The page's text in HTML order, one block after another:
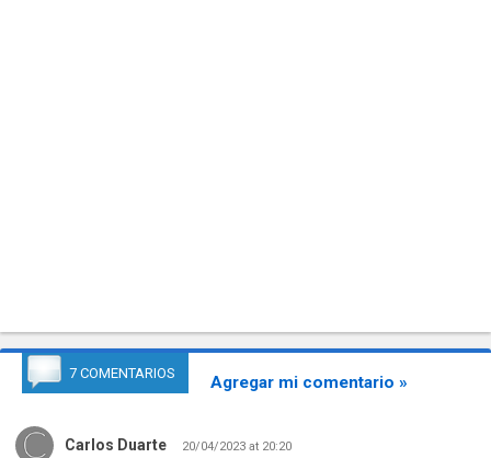
7 COMENTARIOS Agregar mi comentario »
Carlos Duarte 20/04/2023 at 20:20